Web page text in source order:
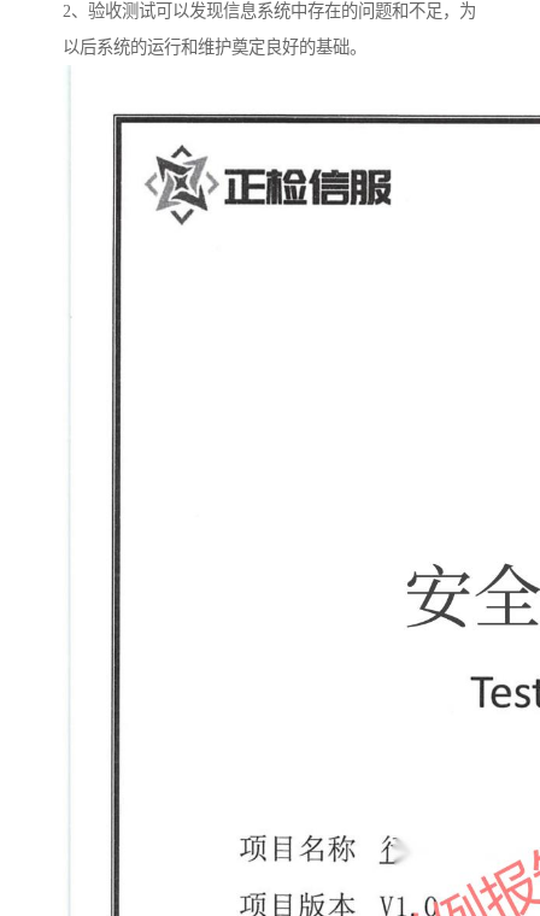
2、验收测试可以发现信息系统中存在的问题和不足，为
以后系统的运行和维护奠定良好的基础。